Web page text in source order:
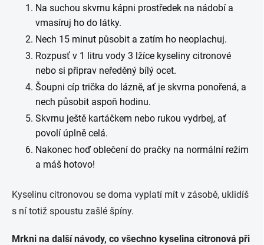
Na suchou skvrnu kápni prostředek na nádobí a
vmasíruj ho do látky.
Nech 15 minut působit a zatím ho neoplachuj.
Rozpusť v 1 litru vody 3 lžíce kyseliny citronové
nebo si připrav neředěný bílý ocet.
Šoupni cíp trička do lázně, ať je skvrna ponořená, a
nech působit aspoň hodinu.
Skvrnu ještě kartáčkem nebo rukou vydrbej, ať
povolí úplně celá.
Nakonec hoď oblečení do pračky na normální režim
a máš hotovo!
Kyselinu citronovou se doma vyplatí mít v zásobě, uklidíš
s ní totiž spoustu zašlé špíny.
Mrkni na další návody, co všechno kyselina citronová při